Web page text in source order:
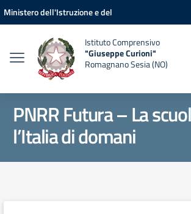
Vai ai contenuti
Vai al menu di navigazione
Vai al footer
Ministero dell'Istruzione e del
Istituto Comprensivo
"Giuseppe Curioni"
Romagnano Sesia (NO)
PNRR Futura – La
l’Italia di domani